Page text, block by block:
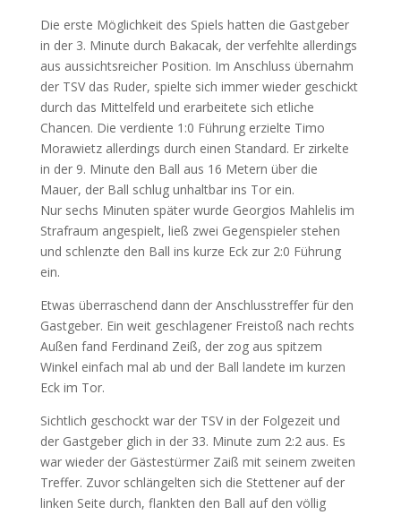
Die erste Möglichkeit des Spiels hatten die Gastgeber
in der 3. Minute durch Bakacak, der verfehlte allerdings
aus aussichtsreicher Position. Im Anschluss übernahm
der TSV das Ruder, spielte sich immer wieder geschickt
durch das Mittelfeld und erarbeitete sich etliche
Chancen. Die verdiente 1:0 Führung erzielte Timo
Morawietz allerdings durch einen Standard. Er zirkelte
in der 9. Minute den Ball aus 16 Metern über die
Mauer, der Ball schlug unhaltbar ins Tor ein.
Nur sechs Minuten später wurde Georgios Mahlelis im
Strafraum angespielt, ließ zwei Gegenspieler stehen
und schlenzte den Ball ins kurze Eck zur 2:0 Führung
ein.
Etwas überraschend dann der Anschlusstreffer für den
Gastgeber. Ein weit geschlagener Freistoß nach rechts
Außen fand Ferdinand Zeiß, der zog aus spitzem
Winkel einfach mal ab und der Ball landete im kurzen
Eck im Tor.
Sichtlich geschockt war der TSV in der Folgezeit und
der Gastgeber glich in der 33. Minute zum 2:2 aus. Es
war wieder der Gästestürmer Zaiß mit seinem zweiten
Treffer. Zuvor schlängelten sich die Stettener auf der
linken Seite durch, flankten den Ball auf den völlig